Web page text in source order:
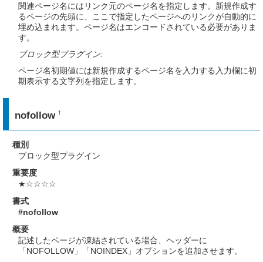
関連ページ名にはリンク元のページ名を指定します。新規作成す
るページの先頭に、ここで指定したページへのリンクが自動的に
埋め込まれます。ページ名はエンコードされている必要がありま
す。
ブロック型プラグイン:
ページ名初期値には新規作成するページ名を入力する入力欄に初
期表示する文字列を指定します。
nofollow†
種別
ブロック型プラグイン
重要度
★☆☆☆☆
書式
#nofollow
概要
記述したページが凍結されている場合、ヘッダーに
「NOFOLLOW」「NOINDEX」オプションを追加させます。